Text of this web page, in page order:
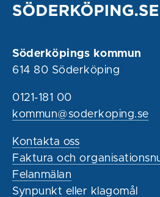
Söderköpings kommun
614 80 Söderköping
0121-181 00
kommun@soderkoping.se
Kontakta oss
Faktura och
Felanmälan
Synpunkt eller klagomål